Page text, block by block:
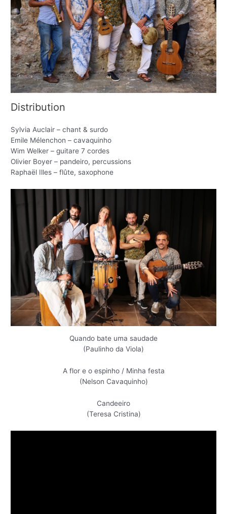
Distribution
Sylvia Auclair – chant & surdo
Emile Mélenchon – cavaquinho
Wim Welker – guitare 7 cordes
Olivier Boyer – pandeiro, percussions
Raphaël Illes – flûte, saxophone
Quando bate uma saudade
(Paulinho da Viola)
A flor e o espinho / Minha festa
(Nelson Cavaquinho)
Candeeiro
(Teresa Cristina)